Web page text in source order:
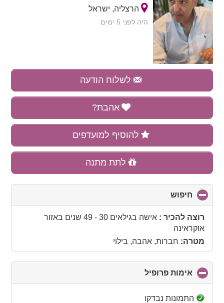
הרצליה, ישראל
היה לפני 5 ימים
לשלוח הודעה
אהבת?
להוסיף למועדפים
לתת מתנה
חיפוש
to
collapseרוצה להכיר :אישה בגילאים 30 - 49 שנים
באזור
אוקראינה
מטרה: חברות, אהבה, בילוי
אימות פרופיל
to
התמונות נבדקו